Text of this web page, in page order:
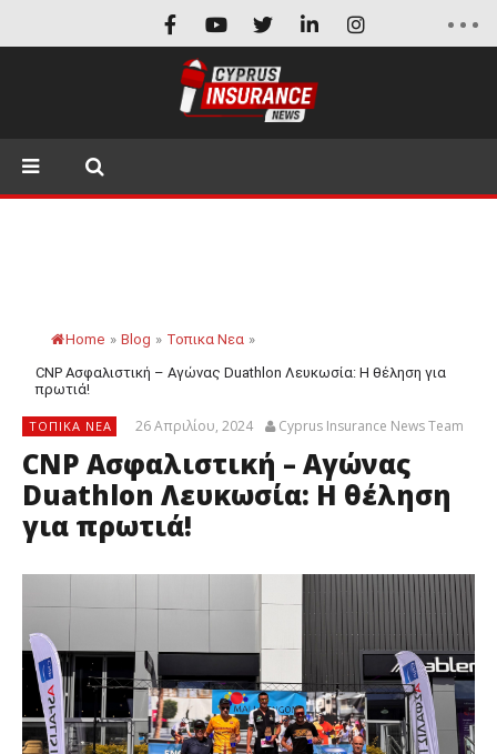
Home » Blog » Τοπικα Νεα »
CNP Ασφαλιστική – Αγώνας Duathlon Λευκωσία: H θέληση για
πρωτιά!
ΤΟΠΙΚΑ ΝΕΑ 26 Απριλίου, 2024 Cyprus Insurance News Team
CNP Ασφαλιστική – Αγώνας
Duathlon Λευκωσία: H θέληση
για πρωτιά!